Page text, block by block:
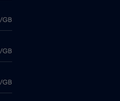
GB
GB
GB